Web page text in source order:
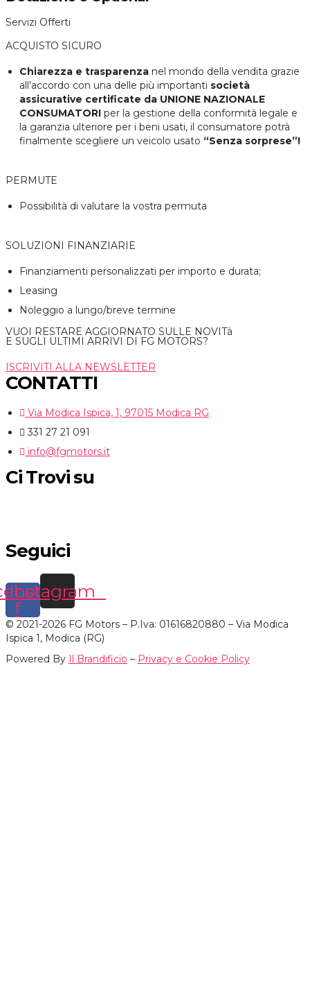
Servizi Offerti
ACQUISTO SICURO
Chiarezza e trasparenza nel mondo della vendita grazie
all’accordo con una delle più importanti società
assicurative certificate da UNIONE NAZIONALE
CONSUMATORI per la gestione della conformità legale e
la garanzia ulteriore per i beni usati, il consumatore potrà
finalmente scegliere un veicolo usato “Senza sorprese”!
PERMUTE
Possibilità di valutare la vostra permuta
SOLUZIONI FINANZIARIE
Finanziamenti personalizzati per importo e durata;
Leasing
Noleggio a lungo/breve termine
VUOI RESTARE AGGIORNATO SULLE NOVITà
E SUGLI ULTIMI ARRIVI DI FG MOTORS?
ISCRIVITI ALLA NEWSLETTER
CONTATTI
Via Modica Ispica, 1, 97015 Modica RG
331 27 21 091
info@fgmotors.it
Ci Trovi su
Seguici
f
Instagram
© 2021-2026 FG Motors – P.Iva: 01616820880 – Via Modica
Ispica 1, Modica (RG)
Powered By Il Brandificio – Privacy e Cookie Policy